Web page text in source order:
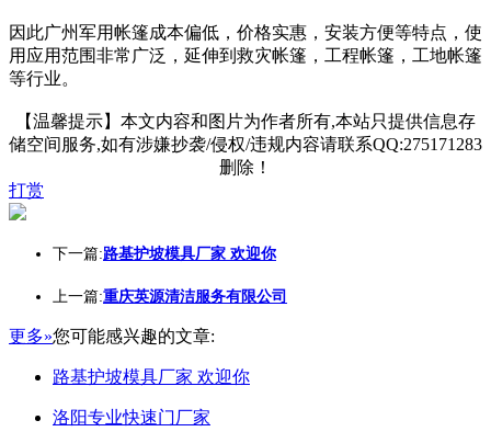
因此广州军用帐篷成本偏低，价格实惠，安装方便等特点，使
用应用范围非常广泛，延伸到救灾帐篷，工程帐篷，工地帐篷
等行业。
【温馨提示】本文内容和图片为作者所有,本站只提供信息存
储空间服务,如有涉嫌抄袭/侵权/违规内容请联系QQ:275171283
删除！
打赏
下一篇:路基护坡模具厂家 欢迎你
上一篇:重庆英源清洁服务有限公司
更多»您可能感兴趣的文章:
路基护坡模具厂家 欢迎你
洛阳专业快速门厂家